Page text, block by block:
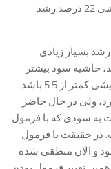
بودیم و از ابتدای سال هم شاخص صنعت پالایشی 22 درصد رشد
بسیار زیادی
دلار باقی بماند، حاشیه سود بیشتر
شرکت‌ها بهبود یافته و p/e فوروارد صنعت پالایشی کمتر از 5.5 باشد.
ولی در حال حاضر
به سودی که با فرمول
حقیقت با فرمول
و الان منطقی شده